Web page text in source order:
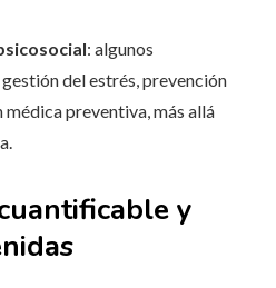
: algunos
del estrés, prevención
médica preventiva, más allá
y